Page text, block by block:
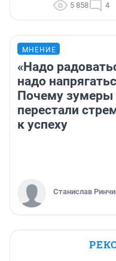
5 858 4
МНЕНИЕ
«Надо
надо
Почему зумеры
перестали
к успеху
Станислав